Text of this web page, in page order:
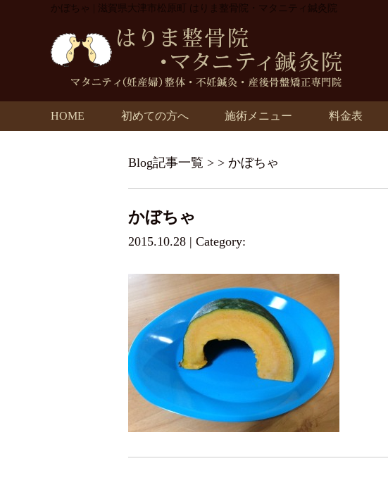
かぼちゃ | 滋賀県大津市松原町 はりま整骨院・マタニティ鍼灸院
HOME 初めての方へ 施術メニュー 料金表
Blog記事一覧 > > かぼちゃ
かぼちゃ
2015.10.28 | Category: